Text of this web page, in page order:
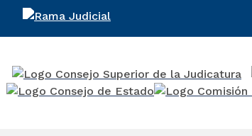
Rama Judicial